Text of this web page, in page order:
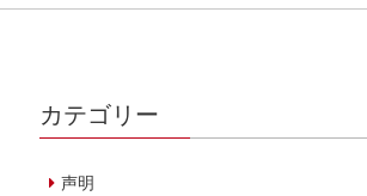
カテゴリー
声明